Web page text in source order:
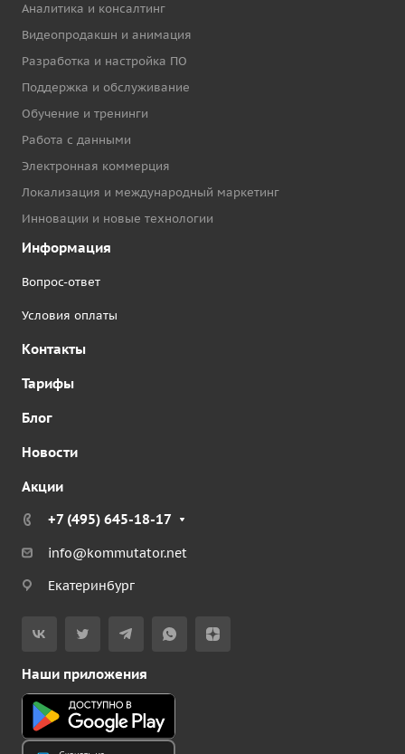
Аналитика и консалтинг
Видеопродакшн и анимация
Разработка и настройка ПО
Поддержка и обслуживание
Обучение и тренинги
Работа с данными
Электронная коммерция
Локализация и международный маркетинг
Инновации и новые технологии
Информация
Вопрос-ответ
Условия оплаты
Контакты
Тарифы
Блог
Новости
Акции
+7 (495) 645-18-17
info@kommutator.net
Екатеринбург
Наши приложения